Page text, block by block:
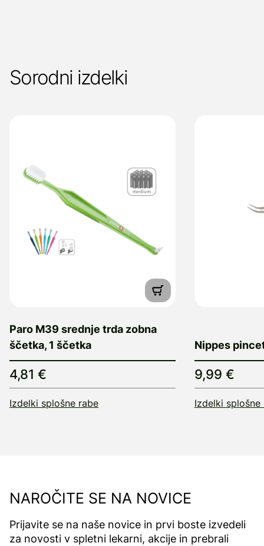
Sorodni izdelki
Paro M39 srednje trda zobna
ščetka, 1 ščetka
4,81 €
Izdelki splošne rabe
Nippes
9,99 €
Izdelki splošne
NAROČITE SE NA NOVICE
Prijavite se na naše novice in prvi boste izvedeli
za novosti v spletni lekarni, akcije in prebrali